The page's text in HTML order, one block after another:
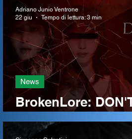
BrokenLore:
Productions
News
Adriano Junio Ventrone
22 giu
Tempo di lettura: 3 min